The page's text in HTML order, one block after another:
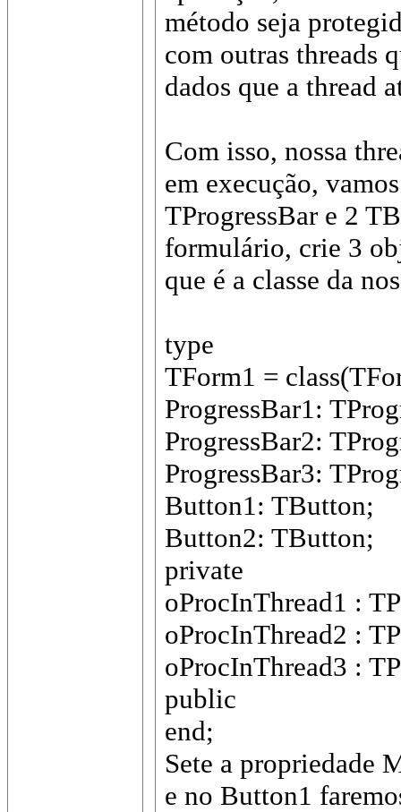
método seja
com outras threads
dados que a thread
Com isso, nossa
em execução,
TProgressBar e 2
formulário, crie 3
que é a classe da
type
TForm1 =
ProgressBar1:
ProgressBar2:
ProgressBar3:
Button1: TButton;
Button2: TButton;
private
oProcInThread1 :
oProcInThread2 :
oProcInThread3 :
public
end;
Sete a propriedade
e no Button1